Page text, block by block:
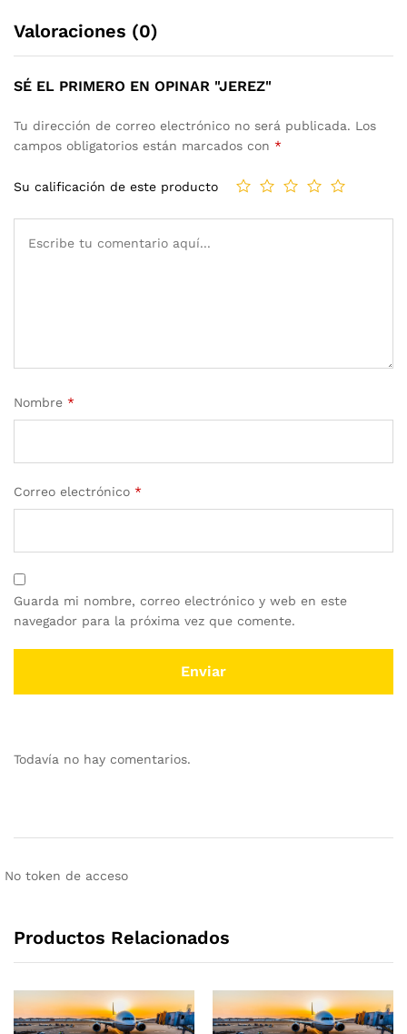
Valoraciones (0)
SÉ EL PRIMERO EN OPINAR "JEREZ"
Tu dirección de correo electrónico no será publicada. Los
campos obligatorios están marcados con *
Su calificación de este producto
Nombre *
Correo electrónico *
Guarda mi nombre, correo electrónico y web en este
navegador para la próxima vez que comente.
Todavía no hay comentarios.
No token de acceso
Productos Relacionados